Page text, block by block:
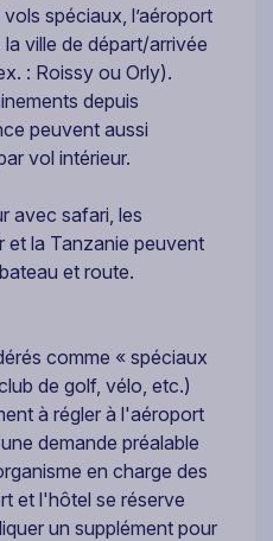
spéciaux, l’aéroport
la ville de départ/arrivée
: Roissy ou Orly).
depuis
peuvent aussi
vol intérieur.
avec safari, les
et la Tanzanie peuvent
et route.
comme « spéciaux
de golf, vélo, etc.)
à régler à l'aéroport
demande préalable
en charge des
et l'hôtel se réserve
un supplément pour